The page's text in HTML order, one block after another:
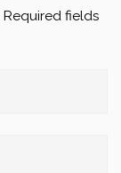
Required fields